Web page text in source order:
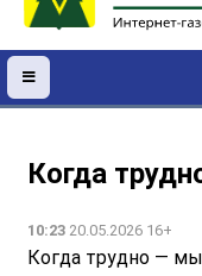
Когда
10:23 20.05.2026 16+
Когда трудно —